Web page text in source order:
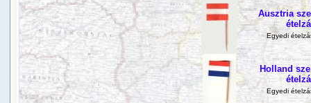
Ausztria
Egyedi
Holland
Egyedi